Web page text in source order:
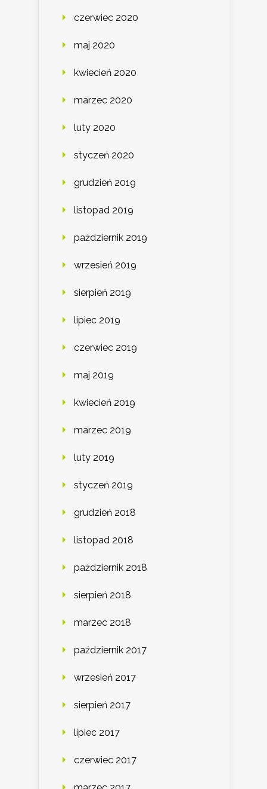
czerwiec 2020
maj 2020
kwiecień 2020
marzec 2020
luty 2020
styczeń 2020
grudzień 2019
listopad 2019
październik 2019
wrzesień 2019
sierpień 2019
lipiec 2019
czerwiec 2019
maj 2019
kwiecień 2019
marzec 2019
luty 2019
styczeń 2019
grudzień 2018
listopad 2018
październik 2018
sierpień 2018
marzec 2018
październik 2017
wrzesień 2017
sierpień 2017
lipiec 2017
czerwiec 2017